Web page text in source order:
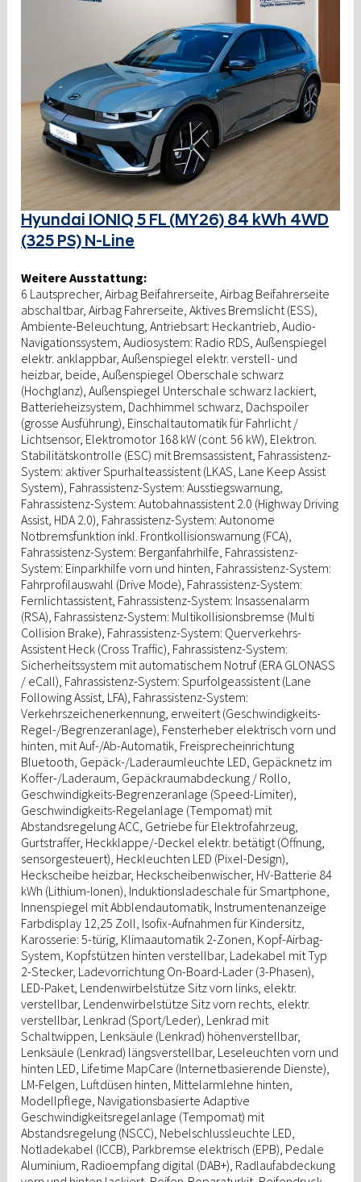
Hyundai IONIQ 5 FL (MY26) 84 kWh 4WD
(325 PS) N-Line
Weitere Ausstattung:
6 Lautsprecher, Airbag Beifahrerseite, Airbag Beifahrerseite
abschaltbar, Airbag Fahrerseite, Aktives Bremslicht (ESS),
Ambiente-Beleuchtung, Antriebsart: Heckantrieb, Audio-
Navigationssystem, Audiosystem: Radio RDS, Außenspiegel
elektr. anklappbar, Außenspiegel elektr. verstell- und
heizbar, beide, Außenspiegel Oberschale schwarz
(Hochglanz), Außenspiegel Unterschale schwarz lackiert,
Batterieheizsystem, Dachhimmel schwarz, Dachspoiler
(grosse Ausführung), Einschaltautomatik für Fahrlicht /
Lichtsensor, Elektromotor 168 kW (cont. 56 kW), Elektron.
Stabilitätskontrolle (ESC) mit Bremsassistent, Fahrassistenz-
System: aktiver Spurhalteassistent (LKAS, Lane Keep Assist
System), Fahrassistenz-System: Ausstiegswarnung,
Fahrassistenz-System: Autobahnassistent 2.0 (Highway Driving
Assist, HDA 2.0), Fahrassistenz-System: Autonome
Notbremsfunktion inkl. Frontkollisionswarnung (FCA),
Fahrassistenz-System: Berganfahrhilfe, Fahrassistenz-
System: Einparkhilfe vorn und hinten, Fahrassistenz-System:
Fahrprofilauswahl (Drive Mode), Fahrassistenz-System:
Fernlichtassistent, Fahrassistenz-System: Insassenalarm
(RSA), Fahrassistenz-System: Multikollisionsbremse (Multi
Collision Brake), Fahrassistenz-System: Querverkehrs-
Assistent Heck (Cross Traffic), Fahrassistenz-System:
Sicherheitssystem mit automatischem Notruf (ERA GLONASS
/ eCall), Fahrassistenz-System: Spurfolgeassistent (Lane
Following Assist, LFA), Fahrassistenz-System:
Verkehrszeichenerkennung, erweitert (Geschwindigkeits-
Regel-/Begrenzeranlage), Fensterheber elektrisch vorn und
hinten, mit Auf-/Ab-Automatik, Freisprecheinrichtung
Bluetooth, Gepäck-/Laderaumleuchte LED, Gepäcknetz im
Koffer-/Laderaum, Gepäckraumabdeckung / Rollo,
Geschwindigkeits-Begrenzeranlage (Speed-Limiter),
Geschwindigkeits-Regelanlage (Tempomat) mit
Abstandsregelung ACC, Getriebe für Elektrofahrzeug,
Gurtstraffer, Heckklappe/-Deckel elektr. betätigt (Öffnung,
sensorgesteuert), Heckleuchten LED (Pixel-Design),
Heckscheibe heizbar, Heckscheibenwischer, HV-Batterie 84
kWh (Lithium-Ionen), Induktionsladeschale für Smartphone,
Innenspiegel mit Abblendautomatik, Instrumentenanzeige
Farbdisplay 12,25 Zoll, Isofix-Aufnahmen für Kindersitz,
Karosserie: 5-türig, Klimaautomatik 2-Zonen, Kopf-Airbag-
System, Kopfstützen hinten verstellbar, Ladekabel mit Typ
2-Stecker, Ladevorrichtung On-Board-Lader (3-Phasen),
LED-Paket, Lendenwirbelstütze Sitz vorn links, elektr.
verstellbar, Lendenwirbelstütze Sitz vorn rechts, elektr.
verstellbar, Lenkrad (Sport/Leder), Lenkrad mit
Schaltwippen, Lenksäule (Lenkrad) höhenverstellbar,
Lenksäule (Lenkrad) längsverstellbar, Leseleuchten vorn und
hinten LED, Lifetime MapCare (Internetbasierende Dienste),
LM-Felgen, Luftdüsen hinten, Mittelarmlehne hinten,
Modellpflege, Navigationsbasierte Adaptive
Geschwindigkeitsregelanlage (Tempomat) mit
Abstandsregelung (NSCC), Nebelschlussleuchte LED,
Notladekabel (ICCB), Parkbremse elektrisch (EPB), Pedale
Aluminium, Radioempfang digital (DAB+), Radlaufabdeckung